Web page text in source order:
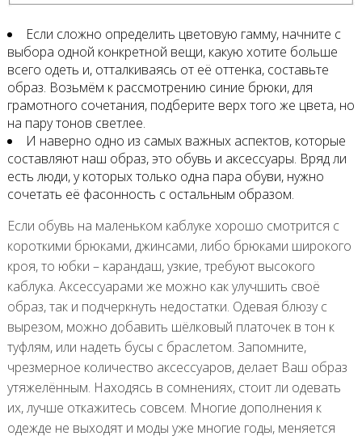
Если сложно определить цветовую гамму, начните с
выбора одной конкретной вещи, какую хотите больше
всего одеть и, отталкиваясь от её оттенка, составьте
образ. Возьмём к рассмотрению синие брюки, для
грамотного сочетания, подберите верх того же цвета, но
на пару тонов светлее.
И наверно одно из самых важных аспектов, которые
составляют наш образ, это обувь и аксессуары. Вряд ли
есть люди, у которых только одна пара обуви, нужно
сочетать её фасонность с остальным образом.
Если обувь на маленьком каблуке хорошо смотрится с
короткими брюками, джинсами, либо брюками широкого
кроя, то юбки – карандаш, узкие, требуют высокого
каблука. Аксессуарами же можно как улучшить своё
образ, так и подчеркнуть недостатки. Одевая блюзу с
вырезом, можно добавить шёлковый платочек в тон к
туфлям, или надеть бусы с браслетом. Запомните,
чрезмерное количество аксессуаров, делает Ваш образ
утяжелённым. Находясь в сомнениях, стоит ли одевать
их, лучше откажитесь совсем. Многие дополнения к
одежде не выходят и моды уже многие годы, меняется